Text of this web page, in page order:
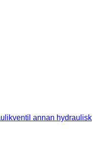
annan hydraulisk